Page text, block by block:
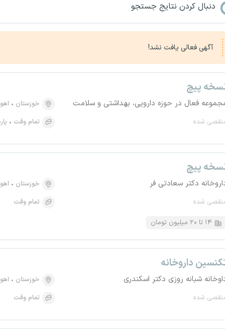
دنبال کردن نتایج جستجو
آگهی فعالی یافت نشد!
پیچ
فعال در حوزه دارویی، بهداشتی و سلامت
شده
خوزستان
تمام وقت
پیچ
دکتر سعادتی فر
شده
خوزستان
تمام وقت
۱۴ تا ۲۰ میلیون تومان
داروخانه
شبانه روزی دکتر اسکندری
شده
خوزستان
تمام وقت